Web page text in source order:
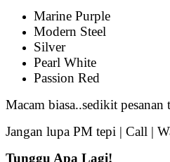
Marine Purple
Modern Steel
Silver
Pearl White
Passion Red
Macam biasa..sedikit
Jangan lupa PM tepi | Call |
Tunggu Apa Lagi!